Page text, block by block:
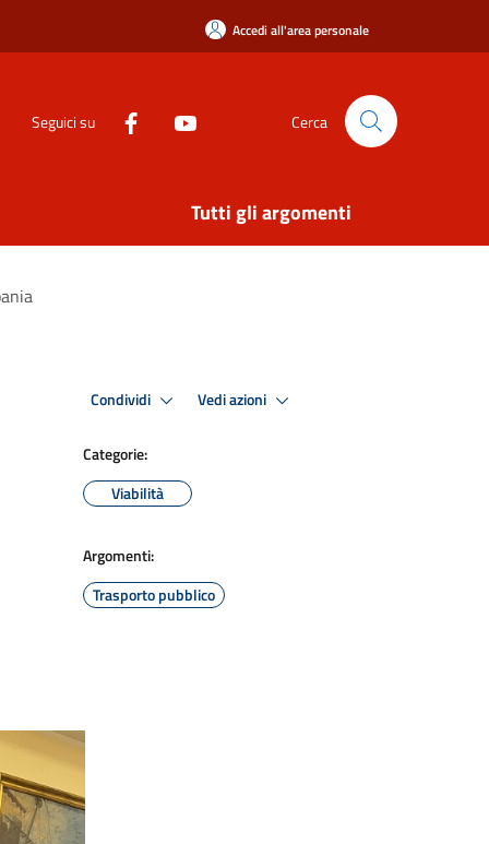
Accedi all'area personale
Seguici su Cerca
Tutti gli argomenti
Condividi Vedi azioni
Categorie:
Viabilità
Argomenti:
Trasporto pubblico